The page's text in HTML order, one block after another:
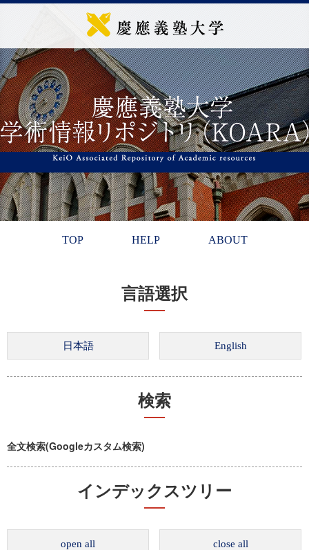
TOP HELP ABOUT
言語選択
検索
全文検索(Googleカスタム検索)
インデックスツリー
open all close all